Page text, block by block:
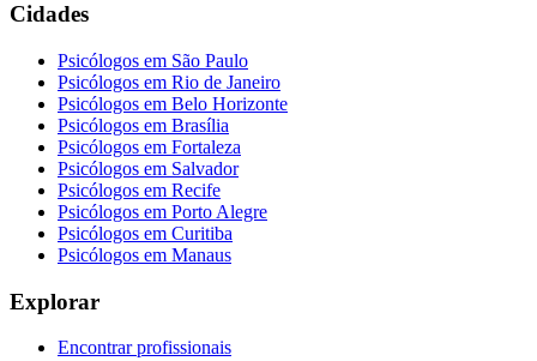
Cidades
Psicólogos em São Paulo
Psicólogos em Rio de Janeiro
Psicólogos em Belo Horizonte
Psicólogos em Brasília
Psicólogos em Fortaleza
Psicólogos em Salvador
Psicólogos em Recife
Psicólogos em Porto Alegre
Psicólogos em Curitiba
Psicólogos em Manaus
Explorar
Encontrar profissionais